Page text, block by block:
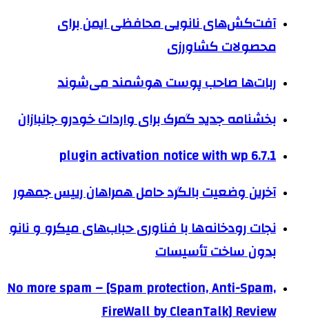
آفت‌کش‌های نانویی محافظی ایمن برای
محصولات کشاورزی
ربات‌ها صاحب پوست هوشمند می‌شوند
بخشنامه جدید گمرک برای واردات خودرو جانبازان
plugin activation notice with wp 6.7.1
آخرین وضعیت بالگرد حامل همراهان رییس جمهور
نجات رودخانه‌ها با فناوری حباب‌های میکرو و نانو
بدون ساخت تأسیسات
No more spam – [Spam protection, Anti-Spam,
FireWall by CleanTalk] Review